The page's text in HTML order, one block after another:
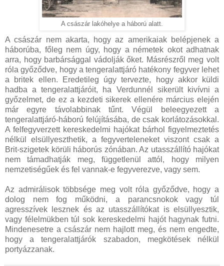
A császár lakóhelye a háború alatt.
A császár nem akarta, hogy az amerikaiak belépjenek a
háborúba, főleg nem úgy, hogy a németek okot adhatnak
arra, hogy barbársággal vádolják őket. Másrészről meg volt
róla győződve, hogy a tengeralattjáró hatékony fegyver lehet
a britek ellen. Eredetileg úgy tervezte, hogy akkor küldi
hadba a tengeralattjáróit, ha Verdunnél sikerült kivívni a
győzelmet, de ez a kezdeti sikerek ellenére március elején
már egyre távolabbinak tűnt. Végül beleegyezett a
tengeralattjáró-háború felújításába, de csak korlátozásokkal.
A felfegyverzett kereskedelmi hajókat bárhol figyelmeztetés
nélkül elsüllyeszthetik, a fegyverteleneket viszont csak a
Brit-szigetek körüli háborús zónában. Az utasszállító hajókat
nem támadhatják meg, függetlenül attól, hogy milyen
nemzetiségűek és fel vannak-e fegyverezve, vagy sem.
Az admirálisok többsége meg volt róla győződve, hogy a
dolog nem fog működni, a parancsnokok vagy túl
agresszívek lesznek és az utasszállítókat is elsüllyesztik,
vagy félelmükben túl sok kereskedelmi hajót hagynak futni.
Mindenesetre a császár nem hajlott meg, és nem engedte,
hogy a tengeralattjárók szabadon, megkötések nélkül
portyázzanak.